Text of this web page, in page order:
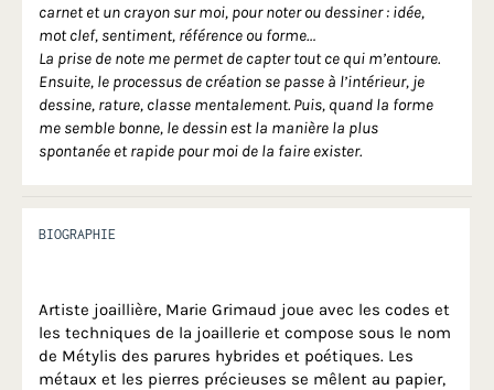
carnet et un crayon sur moi, pour noter ou dessiner : idée,
mot clef, sentiment, référence ou forme…
La prise de note me permet de capter tout ce qui m’entoure.
Ensuite, le processus de création se passe à l’intérieur, je
dessine, rature, classe mentalement. Puis, quand la forme
me semble bonne, le dessin est la manière la plus
spontanée et rapide pour moi de la faire exister.
BIOGRAPHIE
Artiste joaillière, Marie Grimaud joue avec les codes et
les techniques de la joaillerie et compose sous le nom
de Métylis des parures hybrides et poétiques. Les
métaux et les pierres précieuses se mêlent au papier,